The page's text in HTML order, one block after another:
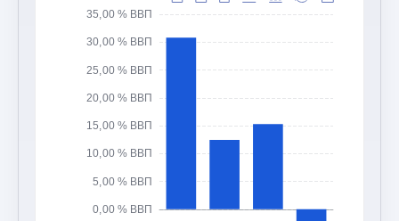
0,00 % ВВП
5,00 % ВВП
10,00 % ВВП
15,00 % ВВП
20,00 % ВВП
25,00 % ВВП
30,00 % ВВП
35,00 % ВВП